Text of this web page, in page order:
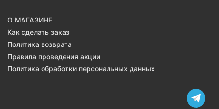
О МАГАЗИНЕ
Как сделать заказ
Политика возврата
Правила проведения акции
Политика обработки персональных данных